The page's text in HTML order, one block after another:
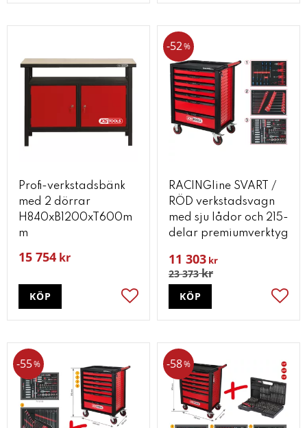
Profi-verkstadsbänk
med 2 dörrar
H840xB1200xT600m
m
15 754 kr
Lägg till i favoriter
KÖP
RACINGline SVART /
RÖD verkstadsvagn
med sju lådor och 215-
delar premiumverktyg
11 303 kr
23 373kr
52%
KÖP
55% 58%